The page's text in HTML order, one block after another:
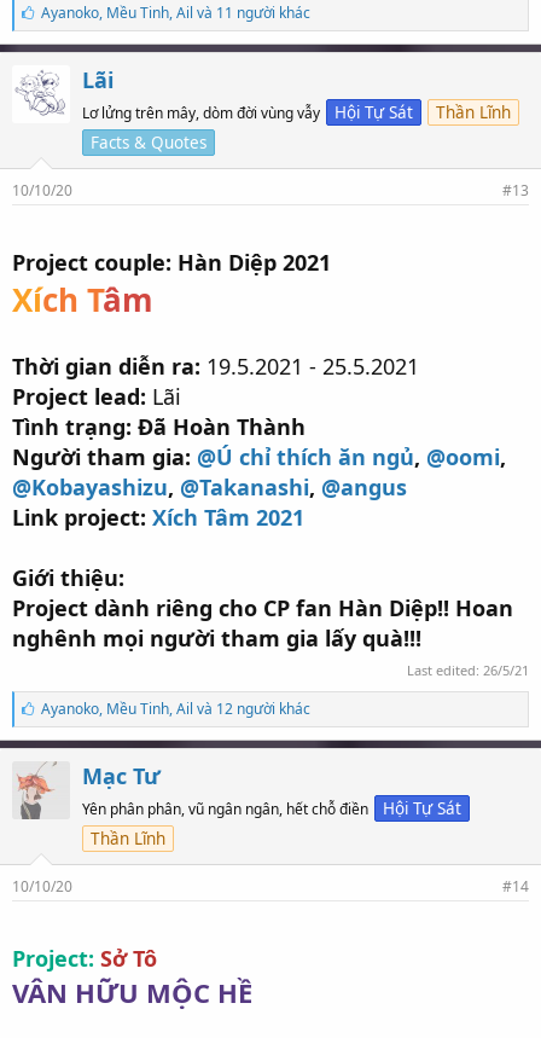
S
ố
l
ư
ợ
t
í
c
Ayanoko, Mều Tinh,Ail và 11 người khác
Lãi
Lơ lửng trên mây, dòm đời vùng vẫy Hội Tự Sát
Thần Lĩnh
Facts & Quotes
10/10/20 #13
Project couple: Hàn Diệp 2021
Xích Tâm
Thời gian diễn ra: 19.5.2021 - 25.5.2021
Project lead: Lãi
Tình trạng: Đã Hoàn Thành
Người tham gia: @Ú chỉ thích ăn ngủ, @oomi,
@Kobayashizu, @Takanashi, @angus
Link project: Xích Tâm 2021
Giới thiệu:
Project dành riêng cho CP fan Hàn Diệp!! Hoan
nghênh mọi người tham gia lấy quà!!!
Last edited: 26/5/21
S
ố
l
ư
ợ
t
t
í
c
Ayanoko, Mều Tinh,Ail và 12 người khác
Mạc Tư
Yên phân phân, vũ ngân ngân, hết chỗ điền
Hội Tự Sát
Thần Lĩnh
10/10/20 #14
Project: Sở Tô
VÂN HỮU MỘC HỀ